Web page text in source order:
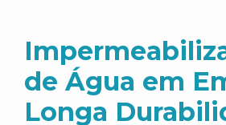
de Água em
Longa